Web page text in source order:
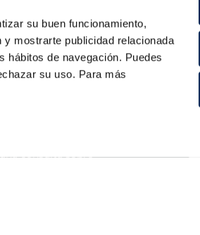
su buen funcionamiento,
mostrarte publicidad relacionada
hábitos de navegación. Puedes
su uso. Para más